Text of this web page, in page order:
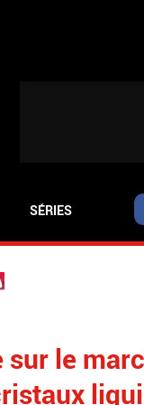
SÉRIES
le